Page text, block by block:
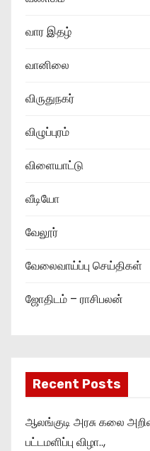
வார இதழ்
வானிலை
விருதுநகர்
விழுப்புரம்
விளையாட்டு
வீடியோ
வேலூர்
வேலைவாய்ப்பு செய்திகள்
ஜோதிடம் – ராசிபலன்
Recent Posts
ஆலங்குடி அரசு கலை
பட்டமளிப்பு விழா..,